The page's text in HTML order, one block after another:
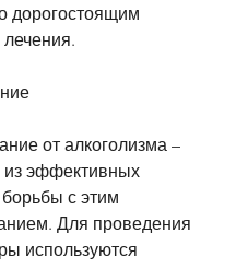
дорогостоящим
от алкоголизма –
из эффективных
с этим
Для проведения
используются